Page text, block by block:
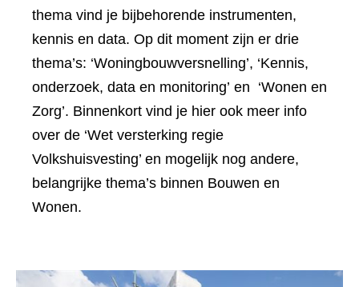
thema vind je bijbehorende instrumenten,
kennis en data. Op dit moment zijn er drie
thema’s: ‘Woningbouwversnelling’, ‘Kennis,
onderzoek, data en monitoring’ en ‘Wonen en
Zorg’. Binnenkort vind je hier ook meer info
over de ‘Wet versterking regie
Volkshuisvesting’ en mogelijk nog andere,
belangrijke thema’s binnen Bouwen en
Wonen.